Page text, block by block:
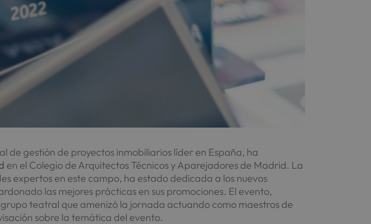
de gestión de proyectos inmobiliarios líder en España, ha
en el Colegio de Arquitectos Técnicos y Aparejadores de Madrid. La
expertos en este campo, ha estado dedicada a los nuevos
las mejores prácticas en sus promociones. El evento,
grupo teatral que amenizó la jornada actuando como maestros de
sobre la temática del evento.